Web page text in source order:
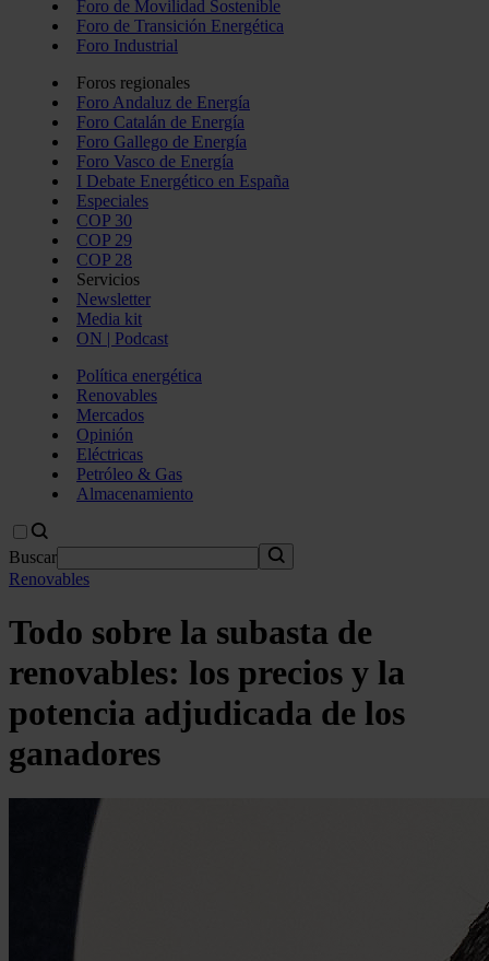
Foro de Movilidad Sostenible
Foro de Transición Energética
Foro Industrial
Foros regionales
Foro Andaluz de Energía
Foro Catalán de Energía
Foro Gallego de Energía
Foro Vasco de Energía
I Debate Energético en España
Especiales
COP 30
COP 29
COP 28
Servicios
Newsletter
Media kit
ON | Podcast
Política energética
Renovables
Mercados
Opinión
Eléctricas
Petróleo & Gas
Almacenamiento
Buscar
Renovables
Todo sobre la subasta de
renovables: los precios y la
potencia adjudicada de los
ganadores